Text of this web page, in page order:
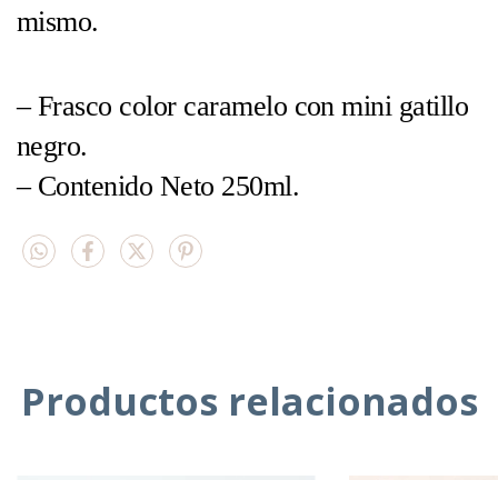
mismo.
– Frasco color caramelo con mini gatillo
negro.
– Contenido Neto 250ml.
Productos relacionados